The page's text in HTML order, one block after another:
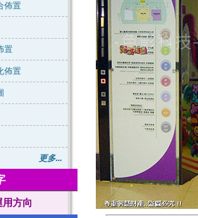
佈置
置
佈置
更多...
用方向